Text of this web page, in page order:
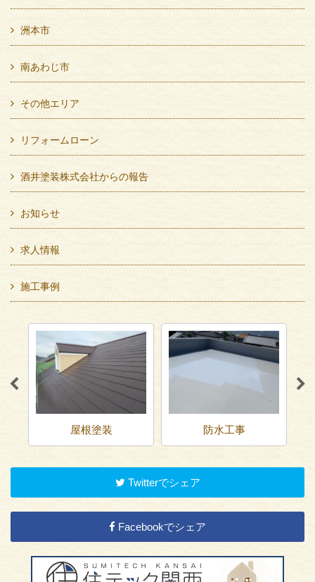
洲本市
南あわじ市
その他エリア
リフォームローン
酒井塗装株式会社からの報告
お知らせ
求人情報
施工事例
屋根塗装 防水工事
Twitterでシェア
Facebookでシェア